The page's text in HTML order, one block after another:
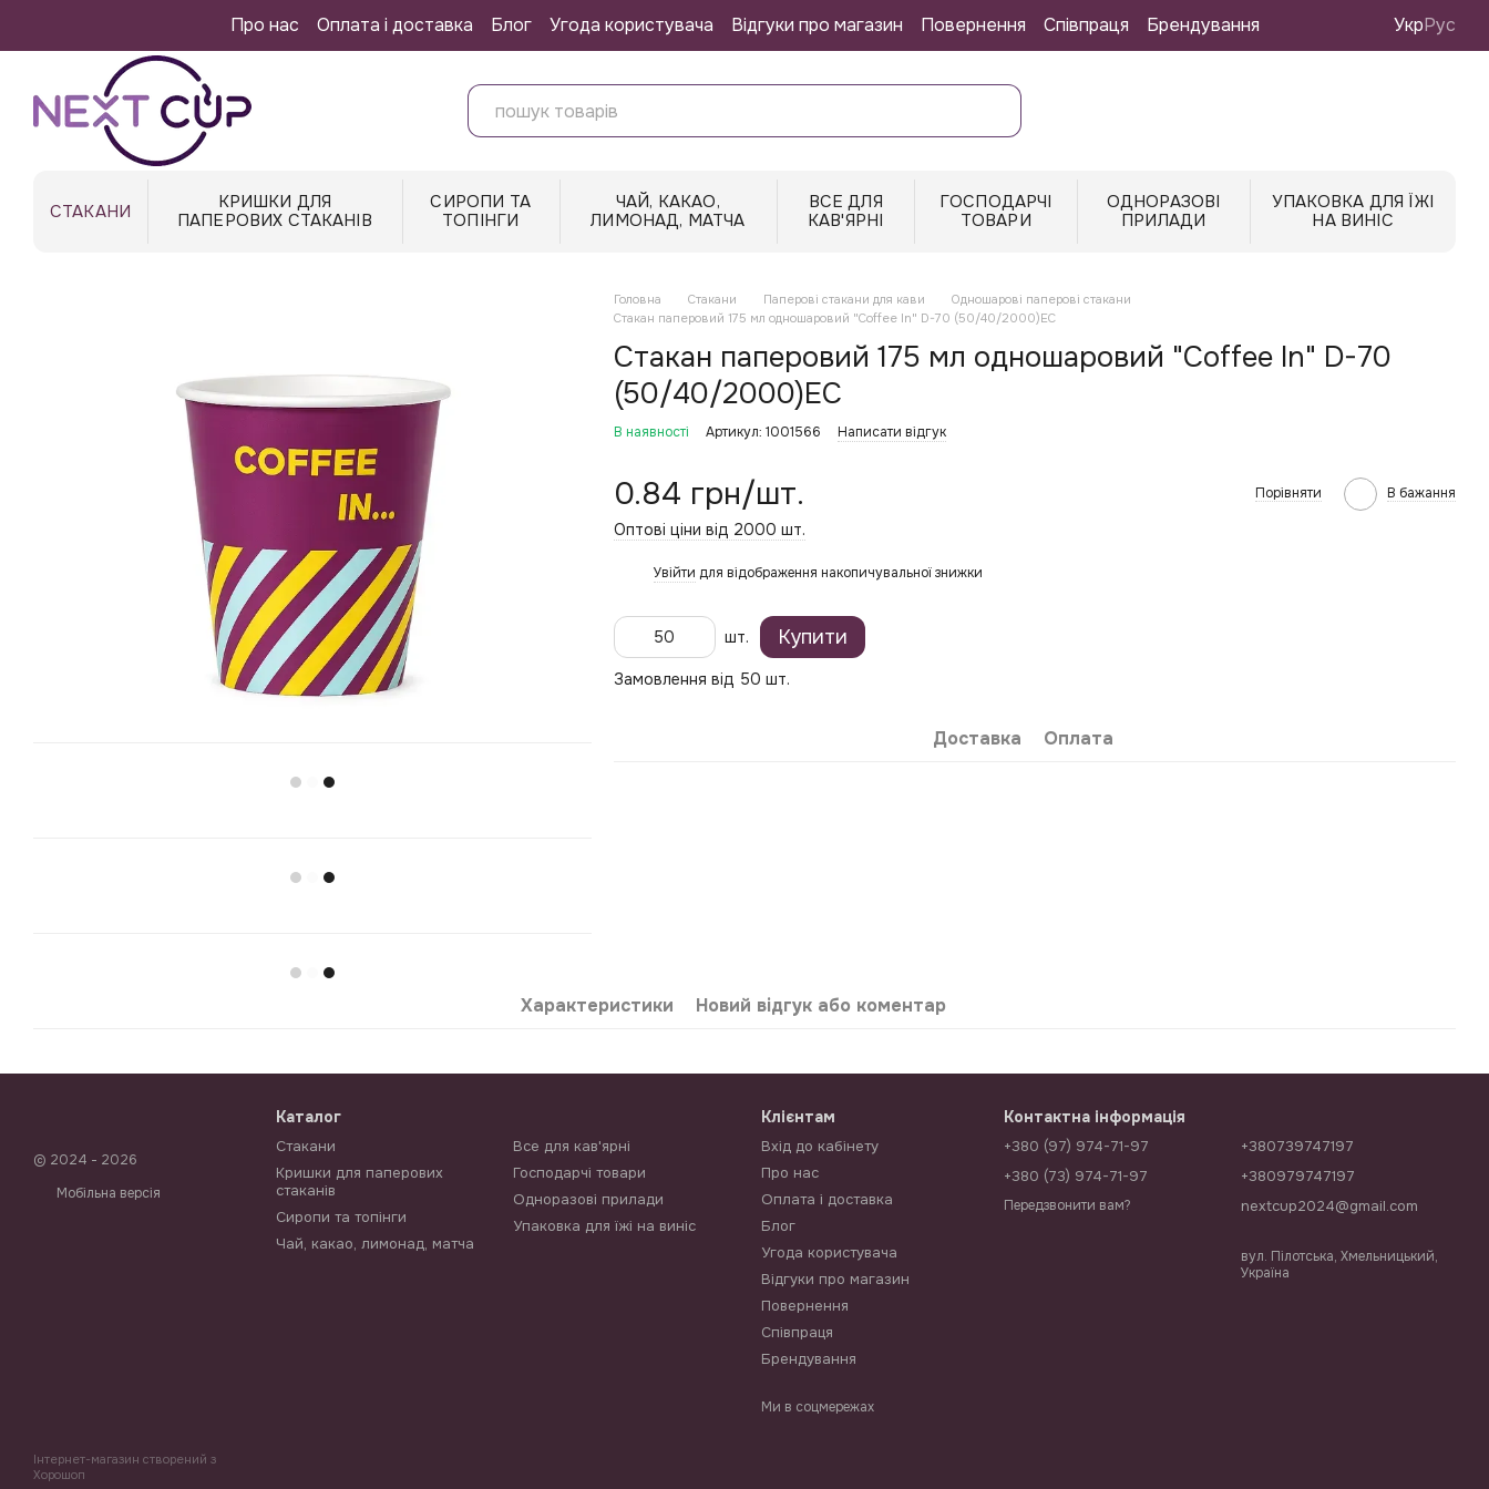
Перейти до основного контентуПро нас Оплата і доставка Блог Угода користувача Відгуки про магазин Повернення Співпраця Брендування УкрРус
СТАКАНИ
КРИШКИ ДЛЯ
ПАПЕРОВИХ СТАКАНІВ
СИРОПИ ТА
ТОПІНГИ
ЧАЙ, КАКАО,
ЛИМОНАД, МАТЧА
ВСЕ ДЛЯ
КАВ'ЯРНІ
ГОСПОДАРЧІ
ТОВАРИ
ОДНОРАЗОВІ
ПРИЛАДИ
УПАКОВКА ДЛЯ ЇЖІ
НА ВИНІС
Головна Стакани Паперові стакани для кави
Одношарові паперові стакани
Стакан паперовий 175 мл одношаровий "Coffee In" D-70 (50/40/2000)EC
Стакан паперовий 175 мл одношаровий "Coffee In" D-70
(50/40/2000)EC
В наявності Артикул: 1001566 Написати відгук
0.84 грн/шт. Порівняти В бажання
Оптові ціни від 2000 шт.
Увійти для відображення накопичувальної знижки
шт. Купити
Замовлення від 50 шт.
Доставка Оплата
Характеристики Новий відгук або коментар
© 2024 - 2026
Мобільна версія
Інтернет-магазин створений з
Хорошоп
Каталог
Стакани
Кришки для паперових
стаканів
Сиропи та топінги
Чай, какао, лимонад, матча
Все для кав'ярні
Господарчі товари
Одноразові прилади
Упаковка для їжі на виніс
Клієнтам
Вхід до кабінету
Про нас
Оплата і доставка
Блог
Угода користувача
Відгуки про магазин
Повернення
Співпраця
Брендування
Ми в соцмережах
Контактна інформація
+380 (97) 974-71-97
+380 (73) 974-71-97
Передзвонити вам?
+380739747197
+380979747197
nextcup2024@gmail.com
вул. Пілотська, Хмельницький,
Україна